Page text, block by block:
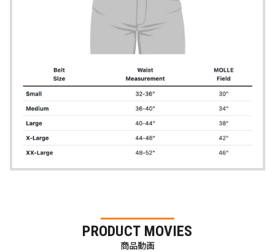
PRODUCT MOVIES
商品動画